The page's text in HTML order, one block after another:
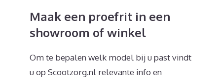
Maak een proefrit in een
showroom of winkel
Om te bepalen welk model bij u past vindt
u op Scootzorg.nl relevante info en